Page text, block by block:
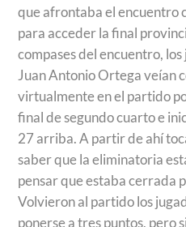
que afrontaba el encuentro
para acceder la final
compases del encuentro,
Juan Antonio Ortega veían
virtualmente en el partido
final de segundo cuarto e
27 arriba. A partir de ahí
saber que la eliminatoria
pensar que estaba cerrada
Volvieron al partido los
ponerse a tres puntos, pero